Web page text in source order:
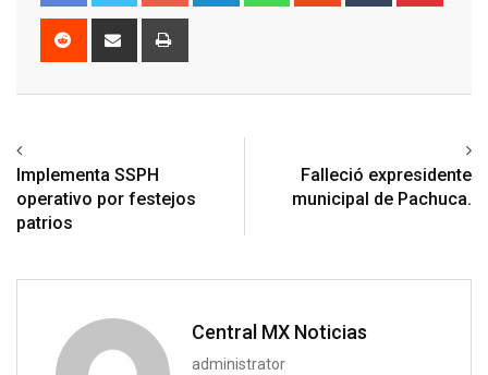
Reddit
Share
Implementa SSPH
operativo por festejos
patrios
Falleció expresidente
municipal de Pachuca.
Central MX Noticias
administrator